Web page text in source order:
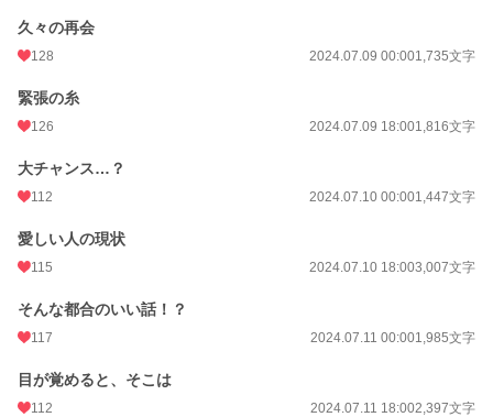
久々の再会
128 2024.07.09 00:001,735文字
緊張の糸
126 2024.07.09 18:001,816文字
大チャンス…？
112 2024.07.10 00:001,447文字
愛しい人の現状
115 2024.07.10 18:003,007文字
そんな都合のいい話！？
117 2024.07.11 00:001,985文字
目が覚めると、そこは
112 2024.07.11 18:002,397文字